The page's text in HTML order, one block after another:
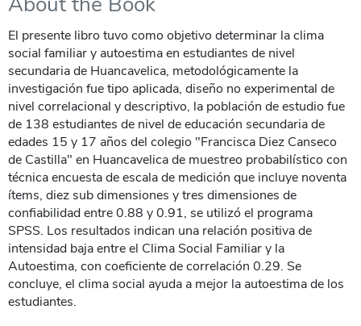
El presente libro tuvo como objetivo determinar la clima
social familiar y autoestima en estudiantes de nivel
secundaria de Huancavelica, metodológicamente la
investigación fue tipo aplicada, diseño no experimental de
nivel correlacional y descriptivo, la población de estudio fue
de 138 estudiantes de nivel de educación secundaria de
edades 15 y 17 años del colegio "Francisca Diez Canseco
de Castilla" en Huancavelica de muestreo probabilístico con
técnica encuesta de escala de medición que incluye noventa
ítems, diez sub dimensiones y tres dimensiones de
confiabilidad entre 0.88 y 0.91, se utilizó el programa
SPSS. Los resultados indican una relación positiva de
intensidad baja entre el Clima Social Familiar y la
Autoestima, con coeficiente de correlación 0.29. Se
concluye, el clima social ayuda a mejor la autoestima de los
estudiantes.